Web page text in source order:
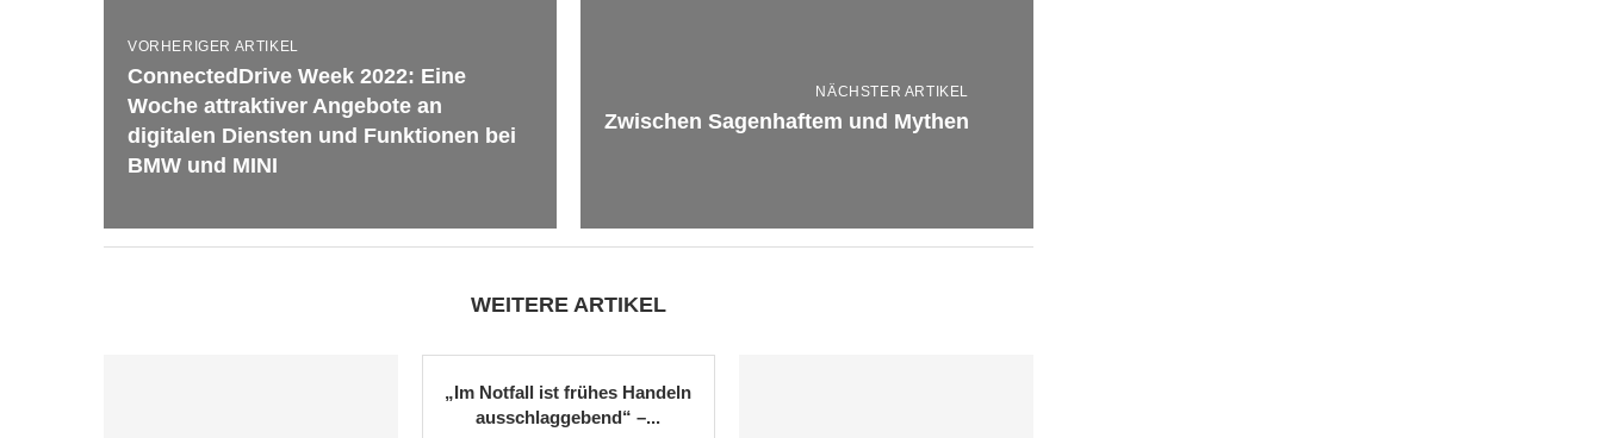
VORHERIGER ARTIKEL
ConnectedDrive Week 2022: Eine
Woche attraktiver Angebote an
digitalen Diensten und Funktionen bei
BMW und MINI
NÄCHSTER ARTIKEL
Zwischen Sagenhaftem und Mythen
WEITERE ARTIKEL
„Im Notfall ist frühes Handeln
ausschlaggebend“ –...